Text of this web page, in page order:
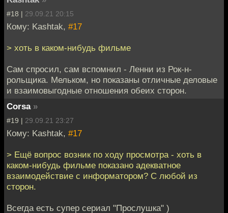
#18 | 29.09.21 20:15
Кому: Kashtak, #17
> хоть в каком-нибудь фильме
Сам спросил, сам вспомнил - Ленни из Рок-н-
рольщика. Мельком, но показаны отличные деловые
и взаимовыгодные отношения обеих сторон.
Corsa »
#19 | 29.09.21 23:27
Кому: Kashtak, #17
> Ещё вопрос возник по ходу просмотра - хоть в
каком-нибудь фильме показано адекватное
взаимодействие с информатором? С любой из
сторон.
Всегда есть супер сериал "Прослушка" )